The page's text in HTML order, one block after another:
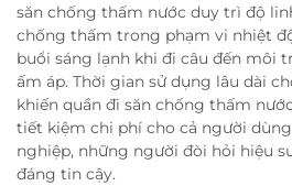
săn chống thấm nước duy trì độ
chống thấm trong phạm vi nhiệt
buổi sáng lạnh khi đi câu đến môi
ấm áp. Thời gian sử dụng lâu dài
khiến quần đi săn chống thấm
tiết kiệm chi phí cho cả người
nghiệp, những người đòi hỏi hiệu
đáng tin cậy.